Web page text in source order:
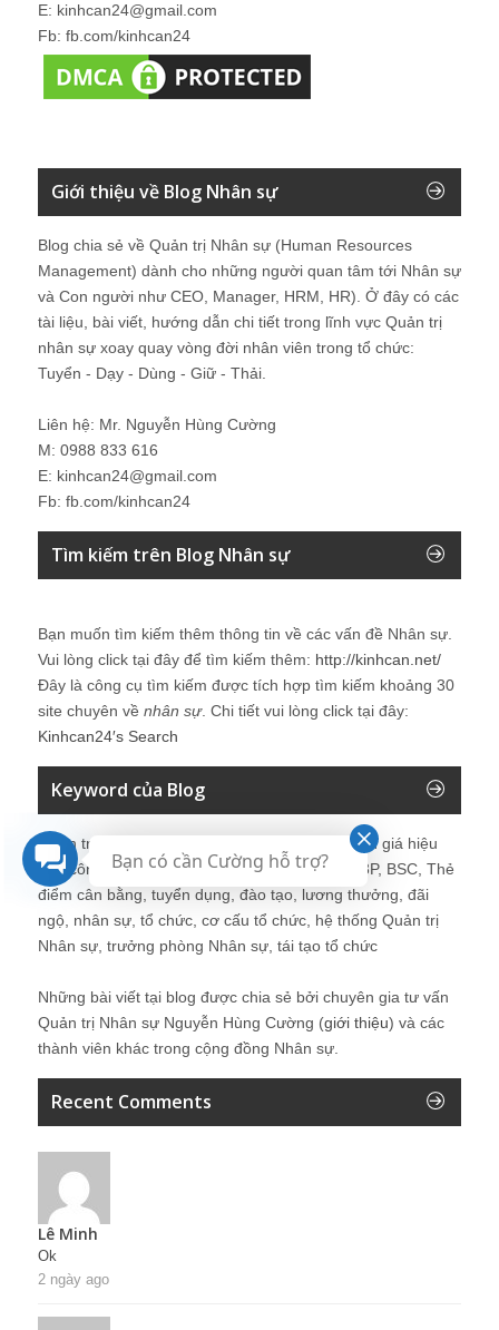
E: kinhcan24@gmail.com
Fb: fb.com/kinhcan24
Giới thiệu về Blog Nhân sự
Blog chia sẻ về Quản trị Nhân sự (Human Resources
Management) dành cho những người quan tâm tới Nhân sự
và Con người như CEO, Manager, HRM, HR). Ở đây có các
tài liệu, bài viết, hướng dẫn chi tiết trong lĩnh vực Quản trị
nhân sự xoay quay vòng đời nhân viên trong tổ chức:
Tuyển - Dạy - Dùng - Giữ - Thải.
Liên hệ: Mr. Nguyễn Hùng Cường
M: 0988 833 616
E: kinhcan24@gmail.com
Fb: fb.com/kinhcan24
Tìm kiếm trên Blog Nhân sự
Bạn muốn tìm kiếm thêm thông tin về các vấn đề Nhân sự
Vui lòng click tại đây để tìm kiếm thêm: http://kinhcan.net/
Đây là công cụ tìm kiếm được tích hợp tìm kiếm khoảng 30
site chuyên về nhân sự. Chi tiết vui lòng click tại đây:
Kinhcan24′s Search
Keyword của Blog
Quản trị nhân sự, Human Resources, KPI, Đánh giá hiệu
quả công việc, chính sách lương, CnB, lương 3P, BSC, Thẻ
điểm cân bằng, tuyển dụng, đào tạo, lương thưởng, đãi
ngộ, nhân sự, tổ chức, cơ cấu tổ chức, hệ thống Quản trị
Nhân sự, trưởng phòng Nhân sự, tái tạo tổ chức
Những bài viết tại blog được chia sẻ bởi chuyên gia tư vấn
Quản trị Nhân sự Nguyễn Hùng Cường (giới thiệu) và các
thành viên khác trong cộng đồng Nhân sự.
Recent Comments
Lê Minh
Ok
2 ngày ago
Bạn có cần Cường hỗ trợ?